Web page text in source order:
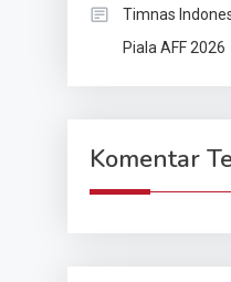
Timnas
Piala AFF 2026
Komentar